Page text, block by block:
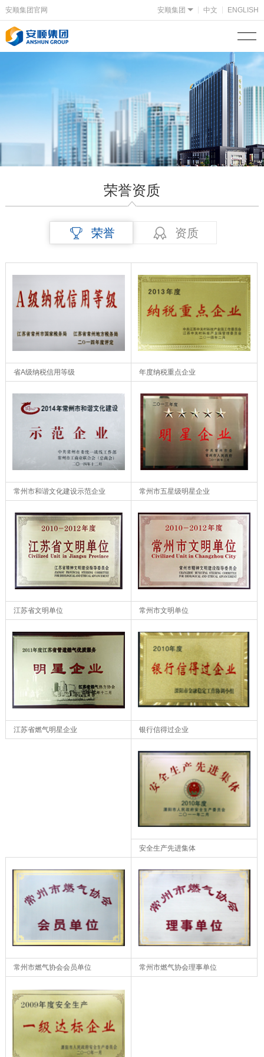
安顺集团官网 ENGLISH
中文
安顺集团
荣誉资质
荣誉 资质
省A级纳税信用等级 年度纳税重点企业
常州市和谐文化建设示范企业 常州市五星级明星企业
江苏省文明单位 常州市文明单位
江苏省燃气明星企业 银行信得过企业
安全生产先进集体
常州市燃气协会会员单位 常州市燃气协会理事单位